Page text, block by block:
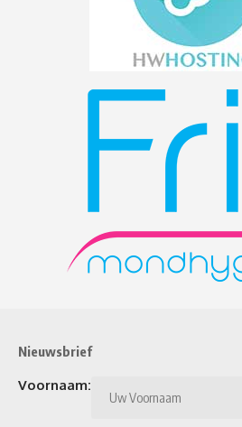
Nieuwsbrief
Voornaam: